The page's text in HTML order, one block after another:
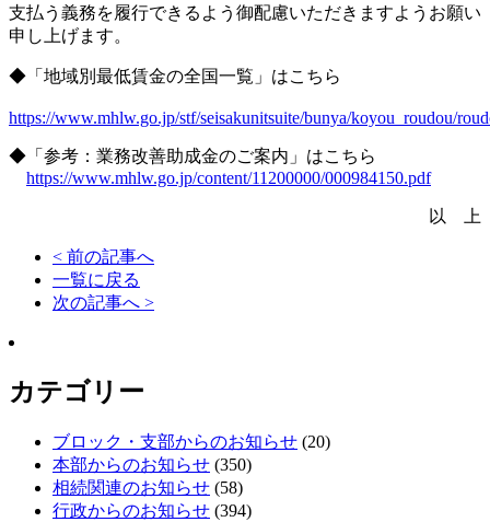
支払う義務を履行できるよう御配慮いただきますようお願い
申し上げます。
◆「地域別最低賃金の全国一覧」はこちら
https://www.mhlw.go.jp/stf/seisakunitsuite/bunya/koyou_roudou/
◆「参考：業務改善助成金のご案内」はこちら
https://www.mhlw.go.jp/content/11200000/000984150.pdf
以 上
< 前の記事へ
一覧に戻る
次の記事へ >
カテゴリー
ブロック・支部からのお知らせ (20)
本部からのお知らせ (350)
相続関連のお知らせ (58)
行政からのお知らせ (394)